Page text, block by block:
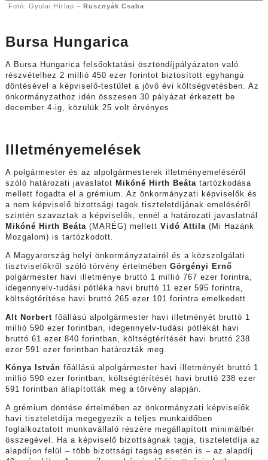
Fotó: Gyulai Hírlap – Rusznyák Csaba
Bursa Hungarica
A Bursa Hungarica felsőoktatási ösztöndíjpályázaton való
részvételhez 2 millió 450 ezer forintot biztosított egyhangú
döntésével a képviselő-testület a jövő évi költségvetésben. Az
önkormányzathoz idén összesen 30 pályázat érkezett be
december 4-ig, közülük 25 volt érvényes.
Illetményemelések
A polgármester és az alpolgármesterek illetményemeléséről
szóló határozati javaslatot Mikóné Hirth Beátatartózkodása
mellett fogadta el a grémium. Az önkormányzati képviselők és
a nem képviselő bizottsági tagok tiszteletdíjának emeléséről
szintén szavaztak a képviselők, ennél a határozati javaslatnál
Mikóné Hirth Beáta(MARÉG) mellett Vidó Attila(Mi Hazánk
Mozgalom) is tartózkodott.
A Magyarország helyi önkormányzatairól és a közszolgálati
tisztviselőkről szóló törvény értelmében Görgényi Ernő
polgármester havi illetménye bruttó 1 millió 767 ezer forintra,
idegennyelv-tudási pótléka havi bruttó 11 ezer 595 forintra,
költségtérítése havi bruttó 265 ezer 101 forintra emelkedett.
Alt Norbert főállású alpolgármester havi illetményét bruttó 1
millió 590 ezer forintban, idegennyelv-tudási pótlékát havi
bruttó 61 ezer 840 forintban, költségtérítését havi bruttó 238
ezer 591 ezer forintban határozták meg.
Kónya István főállású alpolgármester havi illetményét bruttó 1
millió 590 ezer forintban, költségtérítését havi bruttó 238 ezer
591 forintban állapították meg a törvény alapján.
A grémium döntése értelmében az önkormányzati képviselők
havi tiszteletdíja megegyezik a teljes munkaidőben
foglalkoztatott munkavállaló részére megállapított minimálbér
összegével. Ha a képviselő bizottságnak tagja, tiszteletdíja az
alapdíjon felül – több bizottsági tagság esetén is – az alapdíj